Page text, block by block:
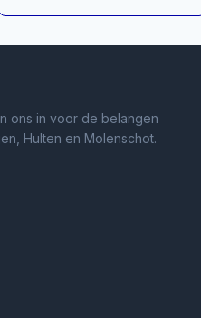
ons in voor de belangen
Hulten en Molenschot.